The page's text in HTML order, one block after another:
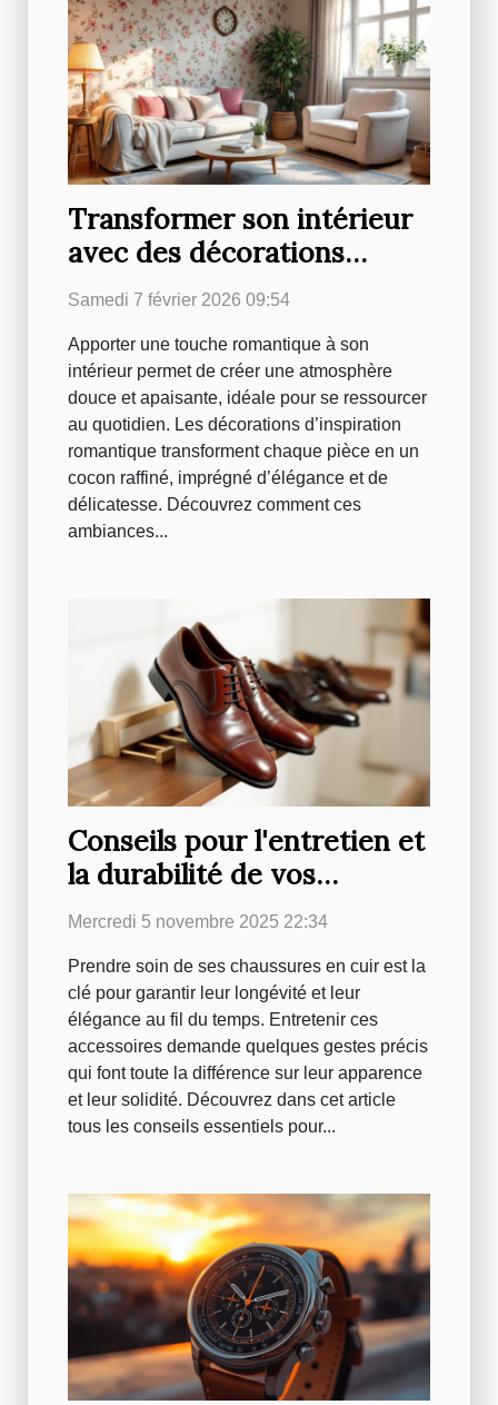
Transformer son intérieur
avec des décorations
d'inspiration romantique
Samedi 7 février 2026 09:54
Apporter une touche romantique à son
intérieur permet de créer une atmosphère
douce et apaisante, idéale pour se ressourcer
au quotidien. Les décorations d’inspiration
romantique transforment chaque pièce en un
cocon raffiné, imprégné d’élégance et de
délicatesse. Découvrez comment ces
ambiances...
Conseils pour l'entretien et
la durabilité de vos
chaussures en cuir
Mercredi 5 novembre 2025 22:34
Prendre soin de ses chaussures en cuir est la
clé pour garantir leur longévité et leur
élégance au fil du temps. Entretenir ces
accessoires demande quelques gestes précis
qui font toute la différence sur leur apparence
et leur solidité. Découvrez dans cet article
tous les conseils essentiels pour...